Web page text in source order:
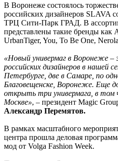
В Воронеже состоялось
российских дизайнеров SLAVA
ТРЦ Сити-Парк ГРАД. В
представлены такие бренды как
UrbanTiger, You, To Be One,
«Новый универмаг в Воронеже –
российских дизайнеров в нашей
Петербурге, две в Самаре, по
Благовещенске, Воронеже. Еще
открыть три универмага, в том
Москве», – президент Magic
Александр Перемятов.
В рамках масштабного
центра прошла деловая
мод от Volga Fashion Week.